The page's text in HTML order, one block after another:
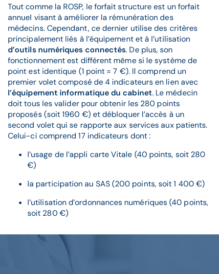
Tout comme la ROSP, le forfait structure est un forfait
annuel visant à améliorer la rémunération des
médecins. Cependant, ce dernier utilise des critères
principalement liés à l’équipement et à l’utilisation
d’outils numériques connectés. De plus, son
fonctionnement est différent même si le système de
point est identique (1 point = 7 €). Il comprend un
premier volet composé de 4 indicateurs en lien avec
l’équipement informatique du cabinet. Le médecin
doit tous les valider pour obtenir les 280 points
proposés (soit 1960 €) et débloquer l’accès à un
second volet qui se rapporte aux services aux patients.
Celui-ci comprend 17 indicateurs dont :
l’usage de l’appli carte Vitale (40 points, soit 280
€)
la participation au SAS (200 points, soit 1 400 €)
l’utilisation d’ordonnances numériques (40 points,
soit 280 €)